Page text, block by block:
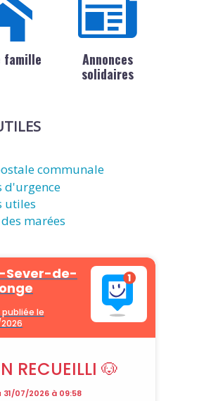
famille
Annonces
solidaires
communale
d'urgence
utiles
marées